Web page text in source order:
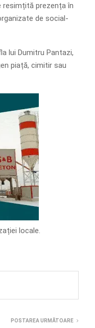
resimțită prezența în
de social-
lui Dumitru Pantazi,
piață, cimitir sau
locale.
POSTAREA URMĂTOARE